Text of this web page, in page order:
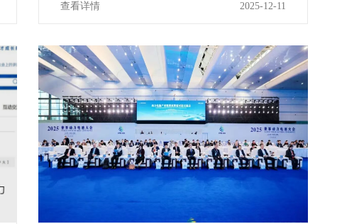
能源汽车作为重点布局的3个万亿级消费领域之一，有
查看详情 2025-12-11